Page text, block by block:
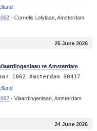
- Cornelis Lelylaan, Amsterdam
25 June 2026
te Amsterdam
1062 Amsterdam 60417
- Vlaardingenlaan, Amsterdam
24 June 2026